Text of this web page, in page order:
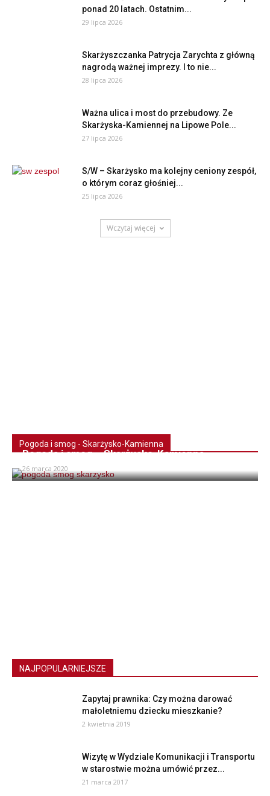
ponad 20 latach. Ostatnim...
29 lipca 2026
Skarżyszczanka Patrycja Zarychta z główną
nagrodą ważnej imprezy. I to nie...
28 lipca 2026
Ważna ulica i most do przebudowy. Ze
Skarżyska-Kamiennej na Lipowe Pole...
27 lipca 2026
S/W – Skarżysko ma kolejny ceniony zespół,
o którym coraz głośniej...
25 lipca 2026
Wczytaj więcej
Pogoda i smog - Skarżysko-Kamienna
Pogoda i smog – Skarżysko-Kamienna
26 marca 2020
NAJPOPULARNIEJSZE
Zapytaj prawnika: Czy można darować
małoletniemu dziecku mieszkanie?
2 kwietnia 2019
Wizytę w Wydziale Komunikacji i Transportu
w starostwie można umówić przez...
21 marca 2017